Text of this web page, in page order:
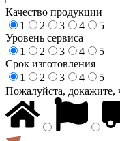
Качество продукции
1
2 3 4
5
Уровень сервиса
1
2 3 4
5
Срок изготовления
1
2 3 4
5
Пожалуйста, докажите,